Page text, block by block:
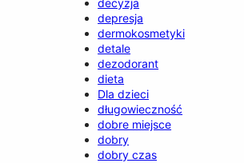
depresja
dermokosmetyki
detale
dezodorant
dieta
Dla dzieci
długowieczność
dobre miejsce
dobry
dobry czas